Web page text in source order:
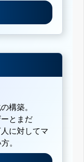
構築。
とまだ
に対してマ
。